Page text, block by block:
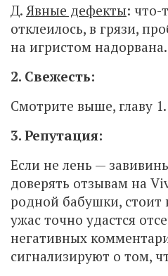
Д. Явные дефекты: что-
отклеилось, в грязи,
на игристом надорвана.
2. Свежесть:
Смотрите выше, главу 1.
3. Репутация:
Если не лень —
доверять отзывам на
родной бабушки, стоит
ужас точно удастся
негативных
сигнализируют о том,